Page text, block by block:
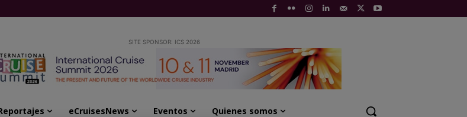
SITE SPONSOR: ICS 2026
eCruisesNews Eventos Quienes somos